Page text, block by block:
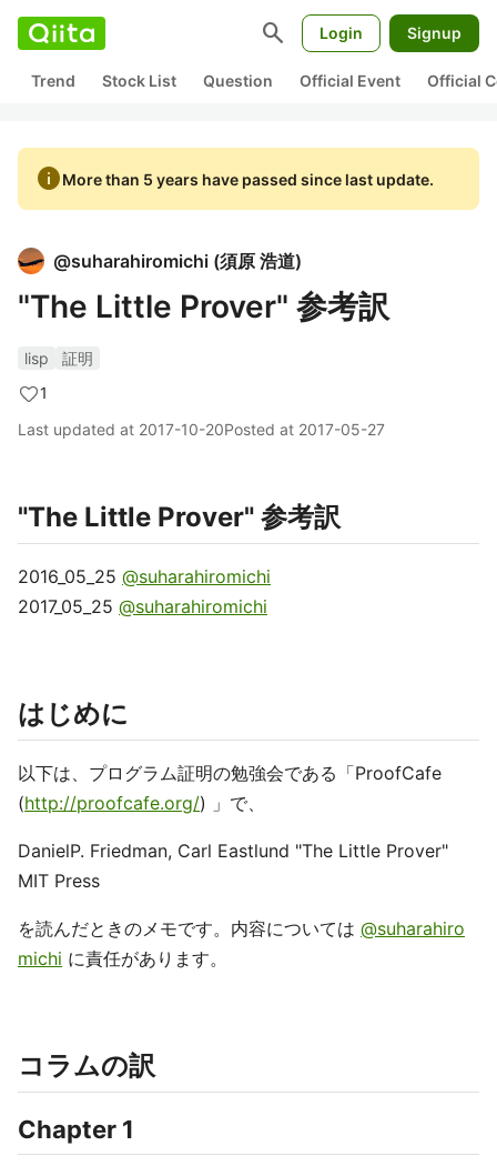
search Login Signup
Trend Stock List Question Official Event Official
infoMore than 5 years have passed since last update.
@suharahiromichi (須原 浩道)
"The Little Prover" 参考訳
lisp
証明
1
Last updated at 2017-10-20Posted at 2017-05-27
"The Little Prover" 参考訳
2016_05_25 @suharahiromichi
2017_05_25 @suharahiromichi
はじめに
以下は、プログラム証明の勉強会である「ProofCafe
(http://proofcafe.org/) 」で、
DanielP. Friedman, Carl Eastlund "The Little Prover"
MIT Press
を読んだときのメモです。内容については @suharahiro
michi に責任があります。
コラムの訳
Chapter 1